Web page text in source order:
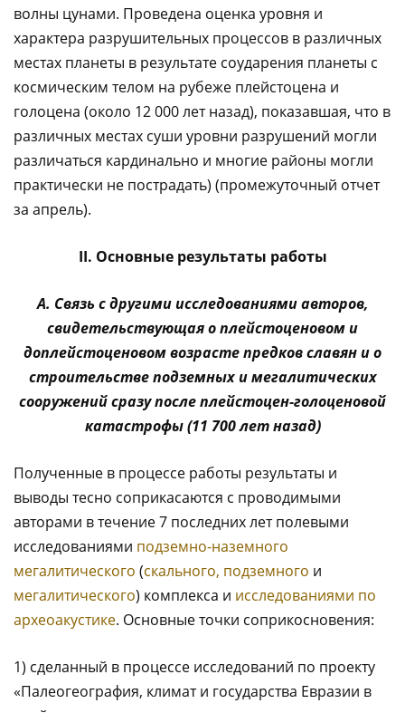
волны цунами. Проведена оценка уровня и
характера разрушительных процессов в различных
местах планеты в результате соударения планеты с
космическим телом на рубеже плейстоцена и
голоцена (около 12 000 лет назад), показавшая, что в
различных местах суши уровни разрушений могли
различаться кардинально и многие районы могли
практически не пострадать) (промежуточный отчет
за апрель).
II. Основные результаты работы
А. Связь с другими исследованиями авторов,
свидетельствующая о плейстоценовом и
доплейстоценовом возрасте предков славян и о
строительстве подземных и мегалитических
сооружений сразу после плейстоцен-голоценовой
катастрофы (11 700 лет назад)
Полученные в процессе работы результаты и
выводы тесно соприкасаются с проводимыми
авторами в течение 7 последних лет полевыми
исследованиями подземно-наземного
мегалитического (скального, подземного и
мегалитического) комплекса и исследованиями по
археоакустике. Основные точки соприкосновения:
1) сделанный в процессе исследований по проекту
«Палеогеография, климат и государства Евразии в